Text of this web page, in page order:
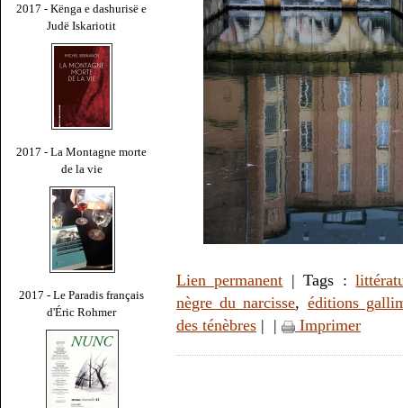
2017 - Kënga e dashurisë e
Judë Iskariotit
2017 - La Montagne morte
de la vie
2017 - Le Paradis français
d'Éric Rohmer
Lien permanent | Tags :
nègre du narcisse, éditions
des ténèbres | | Imprimer